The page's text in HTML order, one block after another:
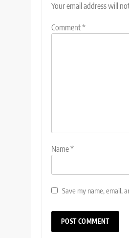
Your email address will
Comment*
Name*
Save my name, email,